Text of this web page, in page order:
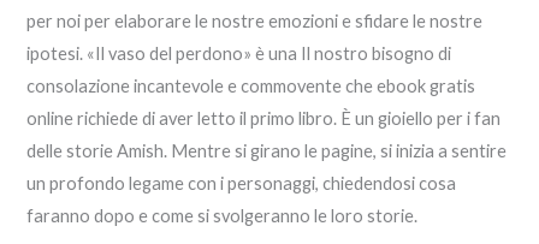
per noi per elaborare le nostre emozioni e sfidare le nostre
ipotesi. «Il vaso del perdono» è una Il nostro bisogno di
consolazione incantevole e commovente che ebook gratis
online richiede di aver letto il primo libro. È un gioiello per i fan
delle storie Amish. Mentre si girano le pagine, si inizia a sentire
un profondo legame con i personaggi, chiedendosi cosa
faranno dopo e come si svolgeranno le loro storie.